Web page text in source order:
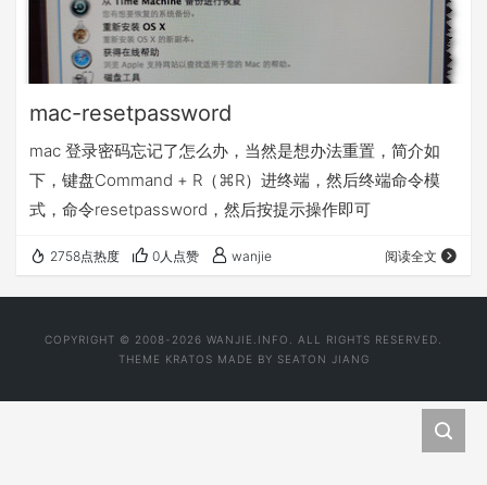
mac-resetpassword
mac 登录密码忘记了怎么办，当然是想办法重置，简介如
下，键盘Command + R（⌘R）进终端，然后终端命令模
式，命令resetpassword，然后按提示操作即可
2758点热度 0人点赞 wanjie 阅读全文
COPYRIGHT © 2008-2026 WANJIE.INFO. ALL RIGHTS RESERVED.
THEME KRATOS MADE BY SEATON JIANG